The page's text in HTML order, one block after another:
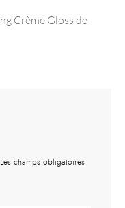
Crème Gloss de
Les champs obligatoires